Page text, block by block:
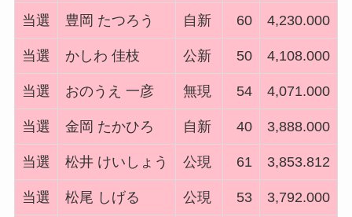
当選 豊岡 たつろう 自新 60 4,230.000
当選 かしわ 佳枝 公新 50 4,108.000
当選 おのうえ 一彦 無現 54 4,071.000
当選 金岡 たかひろ 自新 40 3,888.000
当選 松井 けいしょう 公現 61 3,853.812
当選 松尾 しげる 公現 53 3,792.000